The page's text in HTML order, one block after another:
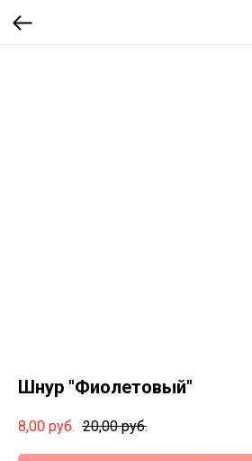
Шнур "Фиолетовый"
8,00 руб. 20,00 руб.